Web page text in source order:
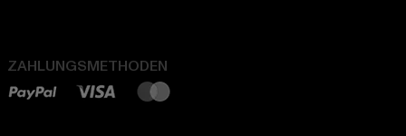
ZAHLUNGSMETHODEN